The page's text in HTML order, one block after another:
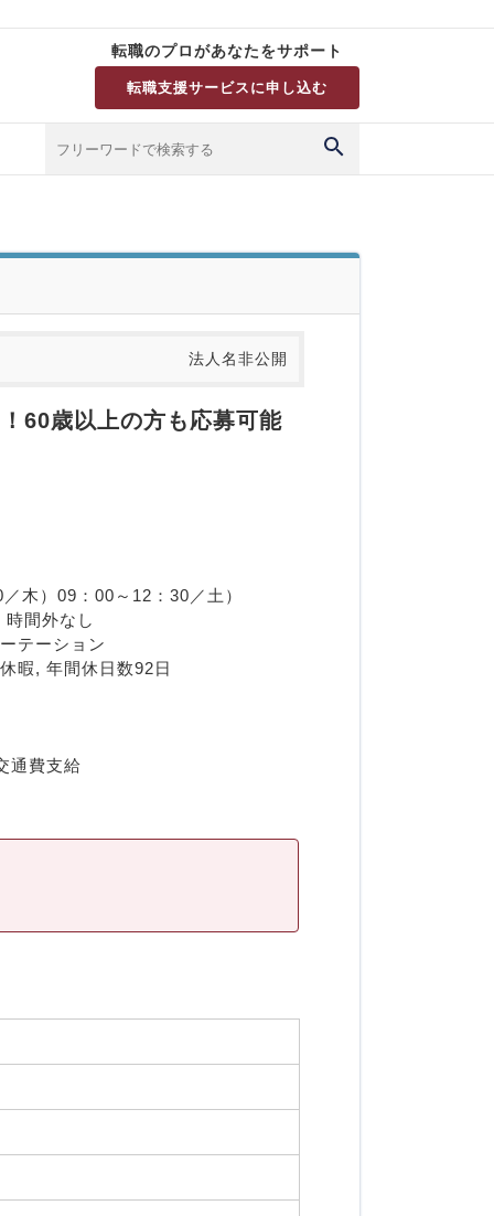
転職のプロがあなたをサポート
転職支援サービスに申し込む
法人名非公開
60歳以上の方も応募可能
木）09：00～12：30／土）
外なし
テーション
暇, 年間休日数92日
通費支給